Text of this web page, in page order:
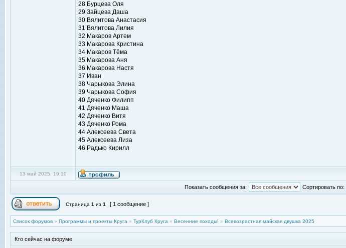
28 Бурцева Оля
29 Зайцева Даша
30 Вялитова Анастасия
31 Вялитова Лилия
32 Макаров Артем
33 Макарова Кристина
34 Макаров Тёма
35 Макарова Аня
36 Макарова Настя
37 Иван
38 Чарыкова Элина
39 Чарыкова София
40 Дяченко Филипп
41 Дяченко Маша
42 Дяченко Витя
43 Дяченко Рома
44 Алексеева Света
45 Алексеева Лиза
46 Радько Кирилл
13 май 2025, 19:10
Показать сообщения за: Сортировать по:
Страница 1 из 1 [ 1 сообщение ]
Список форумов » Программы и проекты Круга » ТурКлуб Круга » Весенние походы! » Всевозрастная майская двушка 2025
Кто сейчас на форуме